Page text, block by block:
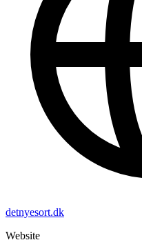
detnyesort.dk
Website